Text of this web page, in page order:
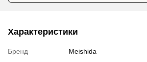
Характеристики
Бренд
Meishida